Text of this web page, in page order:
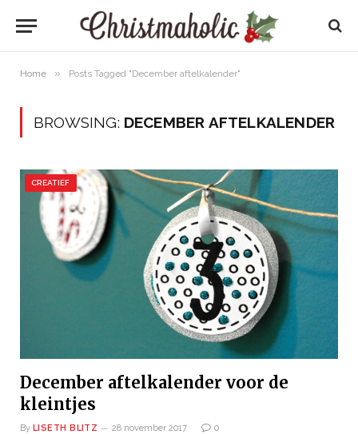
Home » Posts Tagged "December aftelkalender"
BROWSING: DECEMBER AFTELKALENDER
CREATIEF
December aftelkalender voor de
kleintjes
By LISETH BLITZ 28 november 2017 0